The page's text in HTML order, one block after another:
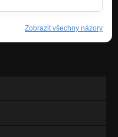
Zobrazit všechny názory